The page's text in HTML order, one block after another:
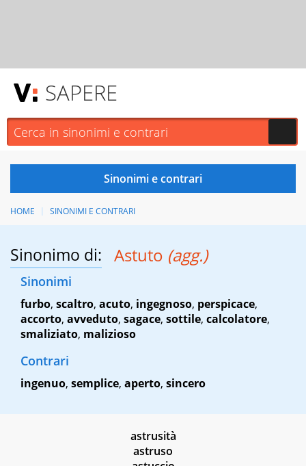
SAPERE
HOME SINONIMI E CONTRARI
Sinonimo di: Astuto (agg.)
Sinonimi
furbo, scaltro, acuto, ingegnoso, perspicace,
accorto, avveduto, sagace, sottile, calcolatore,
smaliziato, malizioso
Contrari
ingenuo, semplice, aperto, sincero
astrusità
astruso